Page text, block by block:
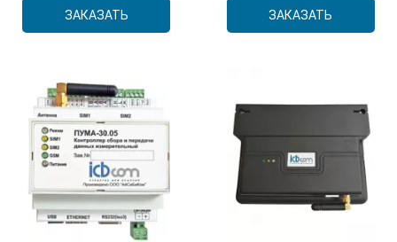
ЗАКАЗАТЬ ЗАКАЗАТЬ